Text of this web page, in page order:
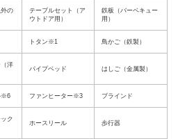
の
テーブルセット（ア
ウトドア用）
鉄板（バーベキュー
用）
トタン※1 鳥かご（鉄製）
洋
パイプベッド はしご（金属製）
※6 ファンヒーター※3 ブラインド
ク
ホースリール 歩行器